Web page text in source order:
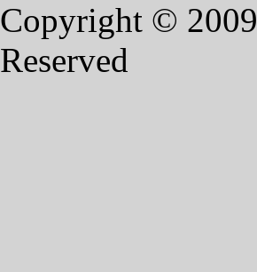
Copyright © 2009
Reserved